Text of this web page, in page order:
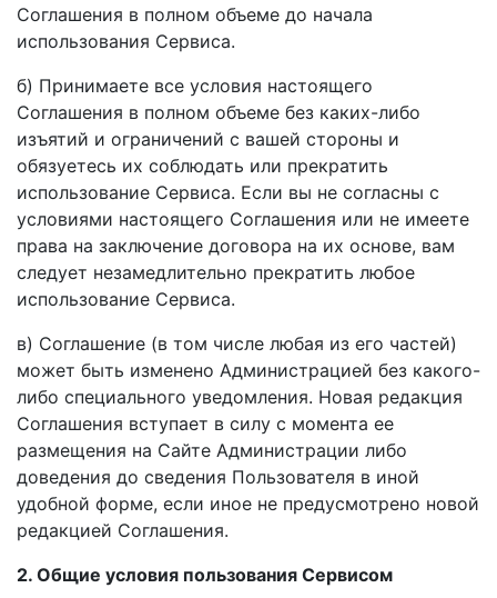
Соглашения в полном объеме до начала
использования Сервиса.
б) Принимаете все условия настоящего
Соглашения в полном объеме без каких-либо
изъятий и ограничений с вашей стороны и
обязуетесь их соблюдать или прекратить
использование Сервиса. Если вы не согласны с
условиями настоящего Соглашения или не имеете
права на заключение договора на их основе, вам
следует незамедлительно прекратить любое
использование Сервиса.
в) Соглашение (в том числе любая из его частей)
может быть изменено Администрацией без какого-
либо специального уведомления. Новая редакция
Соглашения вступает в силу с момента ее
размещения на Сайте Администрации либо
доведения до сведения Пользователя в иной
удобной форме, если иное не предусмотрено новой
редакцией Соглашения.
2. Общие условия пользования Сервисом